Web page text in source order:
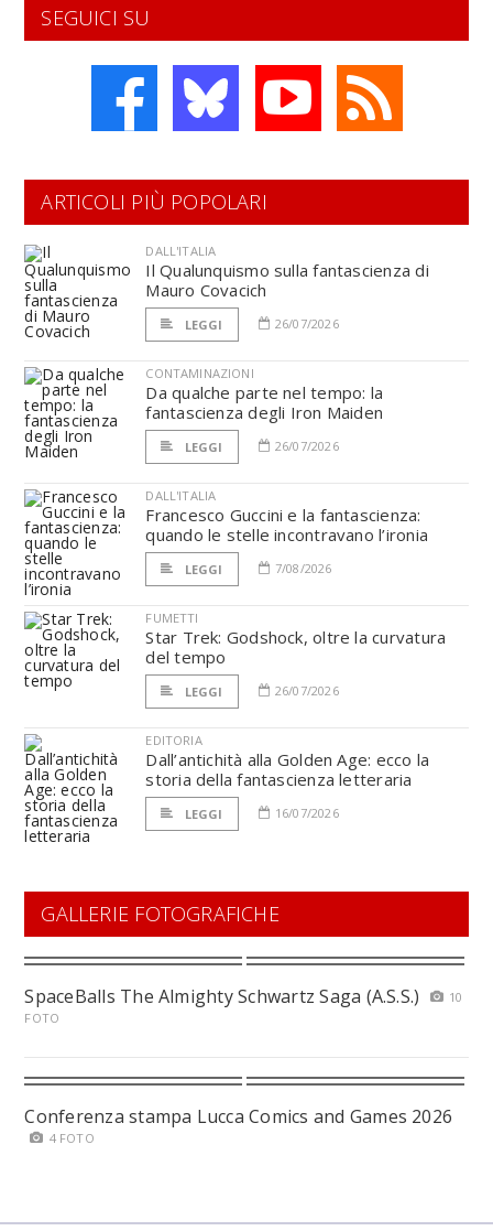
SEGUICI SU
ARTICOLI PIÙ POPOLARI
DALL'ITALIA
Il Qualunquismo sulla fantascienza di
Mauro Covacich
LEGGI 26/07/2026
CONTAMINAZIONI
Da qualche parte nel tempo: la
fantascienza degli Iron Maiden
LEGGI 26/07/2026
DALL'ITALIA
Francesco Guccini e la fantascienza:
quando le stelle incontravano l’ironia
LEGGI 7/08/2026
FUMETTI
Star Trek: Godshock, oltre la curvatura
del tempo
LEGGI 26/07/2026
EDITORIA
Dall’antichità alla Golden Age: ecco la
storia della fantascienza letteraria
LEGGI 16/07/2026
GALLERIE FOTOGRAFICHE
SpaceBalls The Almighty Schwartz Saga (A.S.S.)
10
FOTO
Conferenza stampa Lucca Comics and Games 2026
4 FOTO